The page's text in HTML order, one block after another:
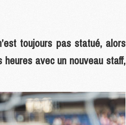
toujours pas statué, alors
avec un nouveau staff,